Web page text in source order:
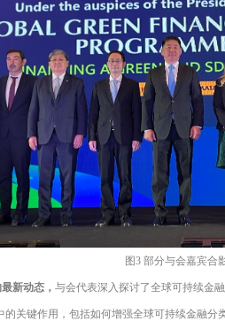
图3 部分与会嘉宾合
新动态，与会代表深入探讨了全球可持续金
的关键作用，包括如何增强全球可持续金融